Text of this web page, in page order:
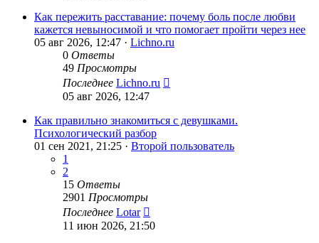
Как пережить расставание: почему боль после любви
кажется невыносимой и что помогает пройти через нее
05 авг 2026, 12:47 · Lichno.ru
0 Ответы
49 Просмотры
Последнее Lichno.ru
05 авг 2026, 12:47
Как правильно знакомиться с девушками.
Психологический разбор
01 сен 2021, 21:25 · Второй пользователь
1
2
15 Ответы
2901 Просмотры
Последнее Lotar
11 июн 2026, 21:50